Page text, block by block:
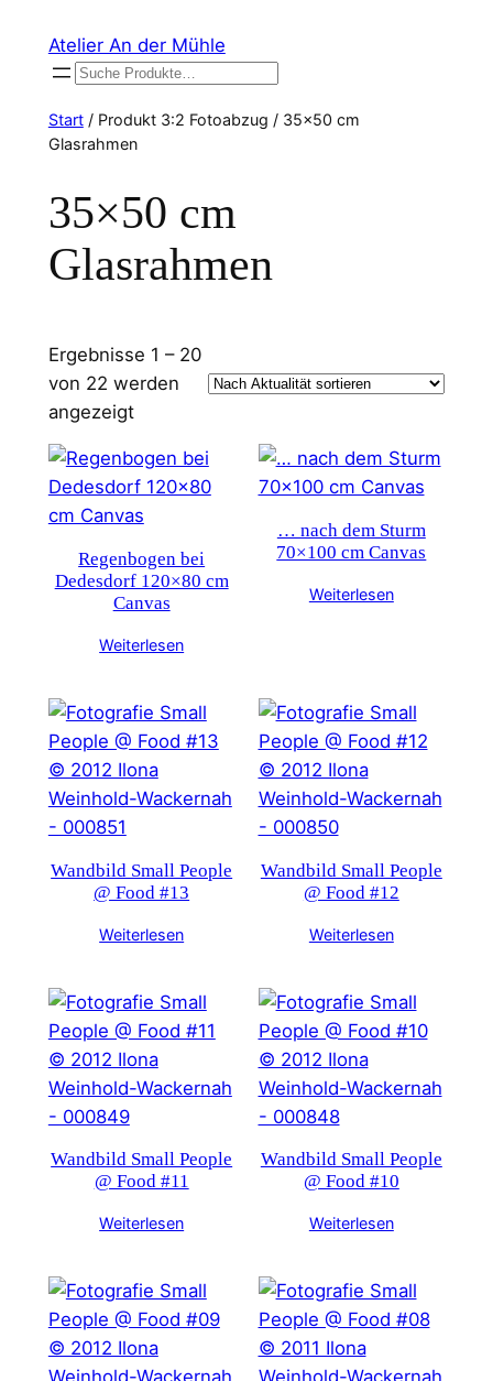
Inhalt
springen
Atelier An der Mühle
Suchen
Start/ Produkt 3:2 Fotoabzug / 35×50 cm
Glasrahmen
35×50 cm
Glasrahmen
Ergebnisse 1 – 20
von 22 werden
angezeigtNach
sortiert
Regenbogen bei
Dedesdorf 120×80 cm
Canvas
Weiterlesen
… nach dem Sturm
70×100 cm Canvas
Weiterlesen
Wandbild Small People
@ Food #13
Weiterlesen
Wandbild Small People
@ Food #12
Weiterlesen
Wandbild Small People
@ Food #11
Weiterlesen
Wandbild Small People
@ Food #10
Weiterlesen